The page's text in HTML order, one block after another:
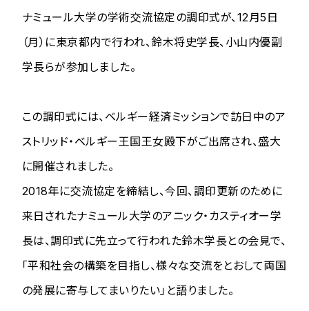
ナミュール大学の学術交流協定の調印式が、12月5日
（月）に東京都内で行われ、鈴木将史学長、小山内優副
学長らが参加しました。
この調印式には、ベルギー経済ミッションで訪日中のア
ストリッド・ベルギー王国王女殿下がご出席され、盛大
に開催されました。
2018年に交流協定を締結し、今回、調印更新のために
来日されたナミュール大学のアニック・カスティオー学
長は、調印式に先立って行われた鈴木学長との会見で、
「平和社会の構築を目指し、様々な交流をとおして両国
の発展に寄与してまいりたい」と語りました。